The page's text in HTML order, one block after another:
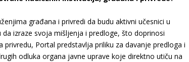
građana i privredi da budu aktivni učesnici u
izraze svoja mišljenja i predloge, što doprinosi
Portal predstavlja priliku za davanje predloga i
odluka organa javne uprave koje direktno utiču na